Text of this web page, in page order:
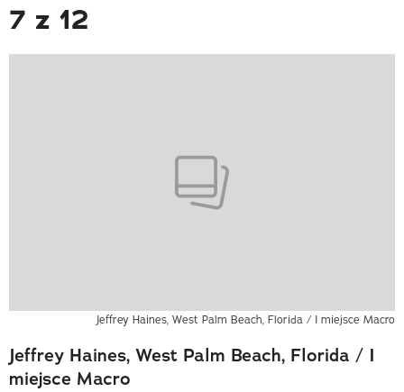
7 z 12
Jeffrey Haines, West Palm Beach, Florida / I miejsce Macro
Jeffrey Haines, West Palm Beach, Florida / I
miejsce Macro